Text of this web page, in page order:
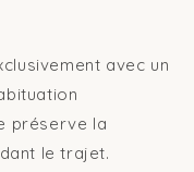
avec un
préserve la
le trajet.